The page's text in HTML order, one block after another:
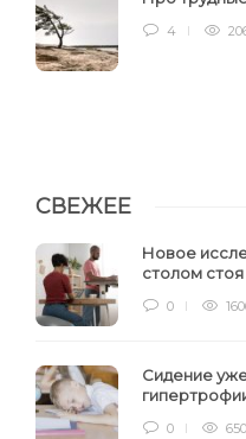
4
СВЕЖЕЕ
Новое
столом стоя
0
Сидение
0